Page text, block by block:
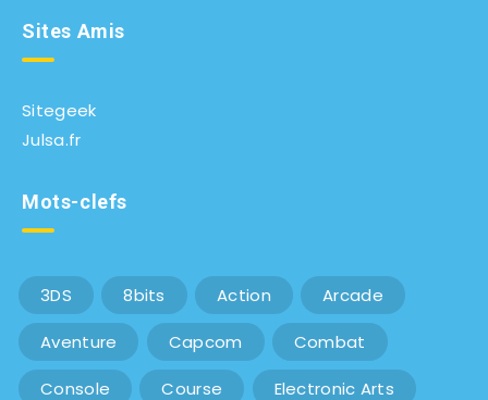
Sites Amis
Sitegeek
Julsa.fr
Mots-clefs
3DS 8bits Action Arcade
Aventure Capcom Combat
Console Course Electronic Arts